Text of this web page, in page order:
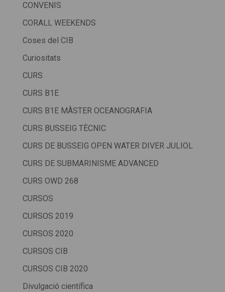
CONVENIS
CORALL WEEKENDS
Coses del CIB
Curiositats
CURS
CURS B1E
CURS B1E MÀSTER OCEANOGRAFIA
CURS BUSSEIG TÈCNIC
CURS DE BUSSEIG OPEN WATER DIVER JULIOL
CURS DE SUBMARINISME ADVANCED
CURS OWD 268
CURSOS
CURSOS 2019
CURSOS 2020
CURSOS CIB
CURSOS CIB 2020
Divulgació científica